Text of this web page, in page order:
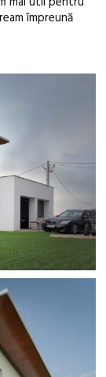
împreună